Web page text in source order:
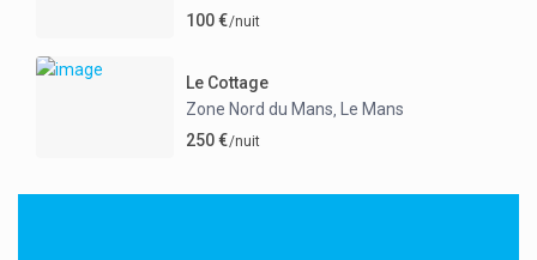
100 €/nuit
Le Cottage
Zone Nord du Mans Le Mans
250 €/nuit